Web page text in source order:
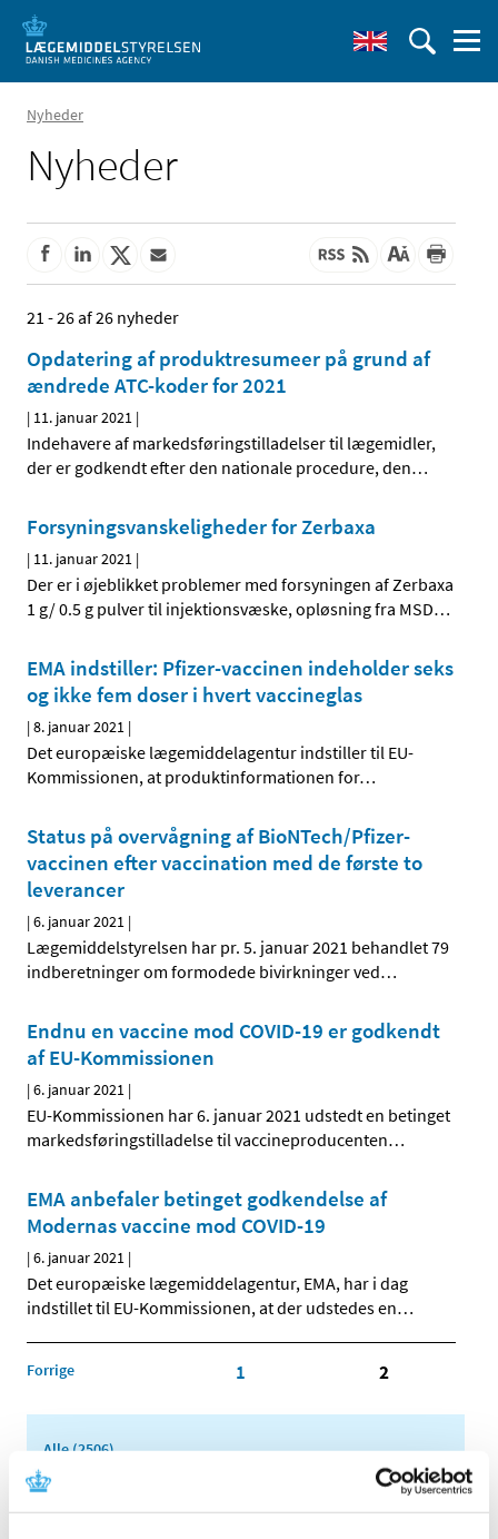
Nyheder
Nyheder
21 - 26 af 26 nyheder
Opdatering af produktresumeer på grund af
ændrede ATC-koder for 2021
| 11. januar 2021 |
Indehavere af markedsføringstilladelser til lægemidler,
der er godkendt efter den nationale procedure, den…
Forsyningsvanskeligheder for Zerbaxa
| 11. januar 2021 |
Der er i øjeblikket problemer med forsyningen af Zerbaxa
1 g/ 0.5 g pulver til injektionsvæske, opløsning fra MSD…
EMA indstiller: Pfizer-vaccinen indeholder seks
og ikke fem doser i hvert vaccineglas
|8. januar 2021 |
Det europæiske lægemiddelagentur indstiller til EU-
Kommissionen, at produktinformationen for…
Status på overvågning af BioNTech/Pfizer-
vaccinen efter vaccination med de første to
leverancer
|6. januar 2021 |
Lægemiddelstyrelsen har pr. 5. januar 2021 behandlet 79
indberetninger om formodede bivirkninger ved…
Endnu en vaccine mod COVID-19 er godkendt
af EU-Kommissionen
|6. januar 2021 |
EU-Kommissionen har 6. januar 2021 udstedt en betinget
markedsføringstilladelse til vaccineproducenten…
EMA anbefaler betinget godkendelse af
Modernas vaccine mod COVID-19
|6. januar 2021 |
Det europæiske lægemiddelagentur, EMA, har i dag
indstillet til EU-Kommissionen, at der udstedes en…
Forrige 1 2
Alle (2506)
TID
2026 (84)